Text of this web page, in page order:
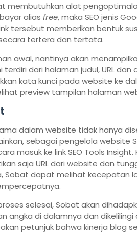
membutuhkan alat
alias free, maka SEO jenis
tersebut memberikan bentuk
tertera dan tertata.
awal, nantinya akan
terdiri dari halaman judul, URL
kata kunci pada website ke
preview tampilan halaman
dalam website tidak hanya
sebagai pengelola website
masuk ke link SEO Tools
saja URL dari website dan
Sobat dapat melihat kecepatan
selesai, Sobat akan
angka di dalamnya dan
petunjuk bahwa kinerja blog